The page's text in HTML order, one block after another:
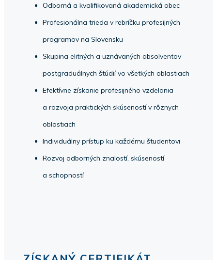
Odborná a kvalifikovaná akademická obec
Profesionálna trieda v rebríčku profesijných
programov na Slovensku
Skupina elitných a uznávaných absolventov
postgraduálnych štúdií vo všetkých oblastiach
Efektívne získanie profesijného vzdelania
a rozvoja praktických skúseností v rôznych
oblastiach
Individuálny prístup ku každému študentovi
Rozvoj odborných znalostí, skúseností
a schopností